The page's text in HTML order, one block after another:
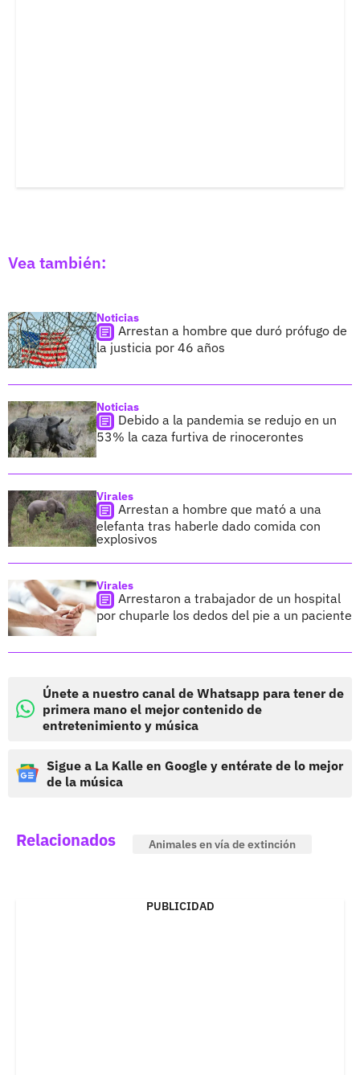
Vea también:
Noticias
Arrestan a hombre que duró prófugo de
la justicia por 46 años
Noticias
Debido a la pandemia se redujo en un
53% la caza furtiva de rinocerontes
Virales
Arrestan a hombre que mató a una
elefanta tras haberle dado comida con
explosivos
Virales
Arrestaron a trabajador de un hospital
por chuparle los dedos del pie a un paciente
Únete a nuestro canal de Whatsapp para tener de
primera mano el mejor contenido de
entretenimiento y música
Sigue a La Kalle en Google y entérate de lo mejor
de la música
Relacionados Animales en vía de extinción
PUBLICIDAD